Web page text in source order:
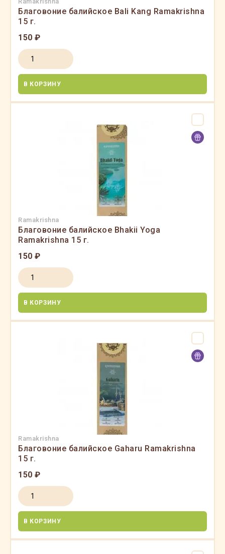
Благовоние балийское Bali Kang Ramakrishna
15 г.
150 ₽
В КОРЗИНУ
Ramakrishna
Благовоние балийское Bhakii Yoga
Ramakrishna 15 г.
150 ₽
В КОРЗИНУ
Ramakrishna
Благовоние балийское Gaharu Ramakrishna
15 г.
150 ₽
В КОРЗИНУ